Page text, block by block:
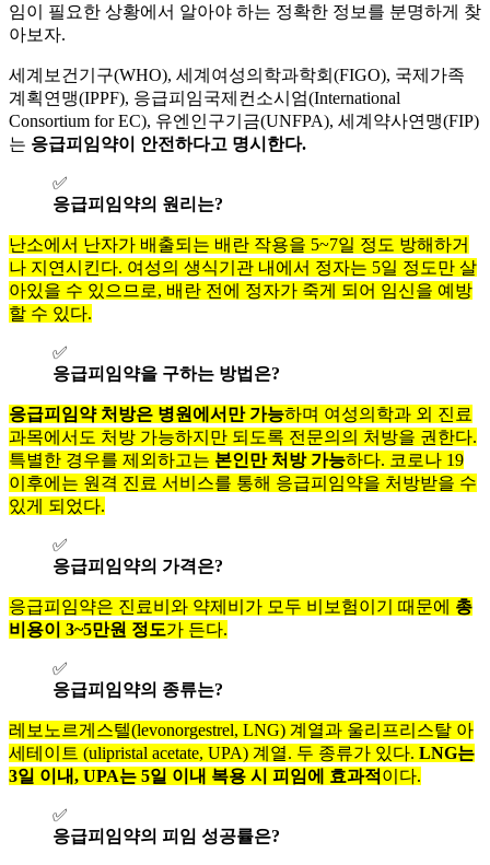
임이 필요한 상황에서 알아야 하는 정확한 정보를 분명하게 찾
아보자.
세계보건기구(WHO), 세계여성의학과학회(FIGO), 국제가족
계획연맹(IPPF), 응급피임국제컨소시엄(International
Consortium for EC), 유엔인구기금(UNFPA), 세계약사연맹(FIP)
는 응급피임약이 안전하다고 명시한다.
✅
응급피임약의 원리는?
난소에서 난자가 배출되는 배란 작용을 5~7일 정도 방해하거
나 지연시킨다. 여성의 생식기관 내에서 정자는 5일 정도만 살
아있을 수 있으므로, 배란 전에 정자가 죽게 되어 임신을 예방
할 수 있다.
✅
응급피임약을 구하는 방법은?
응급피임약 처방은 병원에서만 가능하며 여성의학과 외 진료
과목에서도 처방 가능하지만 되도록 전문의의 처방을 권한다.
특별한 경우를 제외하고는 본인만 처방 가능하다. 코로나 19
이후에는 원격 진료 서비스를 통해 응급피임약을 처방받을 수
있게 되었다.
✅
응급피임약의 가격은?
응급피임약은 진료비와 약제비가 모두 비보험이기 때문에 총
비용이 3~5만원 정도가 든다.
✅
응급피임약의 종류는?
레보노르게스텔(levonorgestrel, LNG) 계열과 울리프리스탈 아
세테이트 (ulipristal acetate, UPA) 계열. 두 종류가 있다. LNG는
3일 이내, UPA는 5일 이내 복용 시 피임에 효과적 이다.
✅
응급피임약의 피임 성공률은?